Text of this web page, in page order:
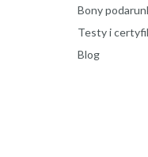
Bony
Testy i
Blog